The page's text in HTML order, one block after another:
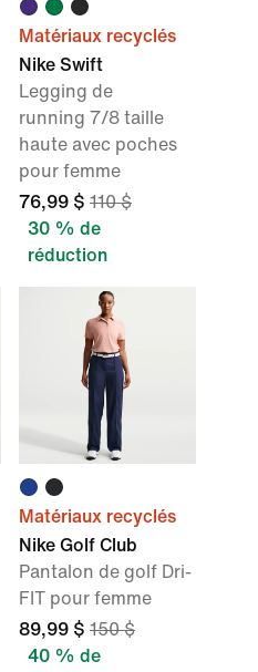
Matériaux recyclés
Nike Swift
Legging de
running 7/8 taille
haute avec poches
pour femme
76,99 $ 110 $
30 % de
réduction
Matériaux recyclés
Nike Golf Club
Pantalon de golf Dri-
FIT pour femme
89,99 $ 150 $
40 % de